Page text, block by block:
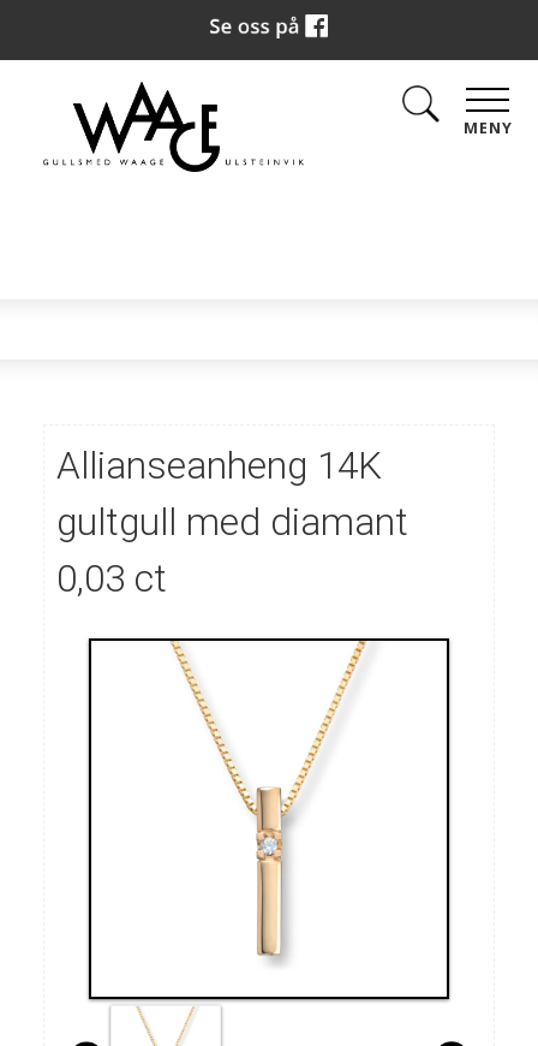
MENY
Allianseanheng 14K
gultgull med diamant
0,03 ct